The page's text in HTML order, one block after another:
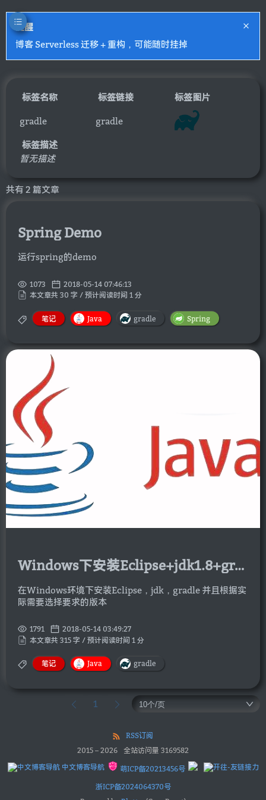
提醒
博客 Serverless 迁移 + 重构，可能随时挂掉
标签名称 标签链接 标签图片
gradle gradle
标签描述
暂无描述
共有 2 篇文章
Spring Demo
运行spring的demo
1073
2018-05-14 07:46:13
本文章共 30 字 / 预计阅读时间 1 分
笔记 Java gradle Spring
Windows下安装Eclipse+jdk1.8+gradle2.14
在Windows环境下安装Eclipse，jdk，gradle 并且根据实
际需要选择要求的版本
1791
2018-05-14 03:49:27
本文章共 315 字 / 预计阅读时间 1 分
笔记 Java gradle
1
RSS订阅
2015 – 2026 全站访问量 3169582
中文博客导航
萌ICP备20213456号
浙ICP备2024064370号